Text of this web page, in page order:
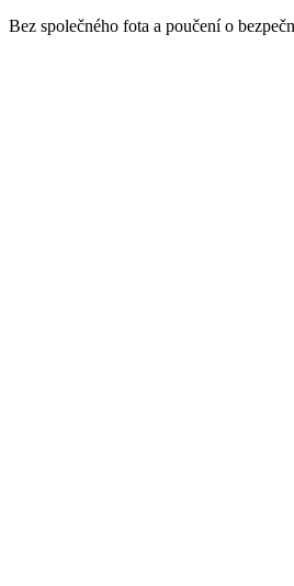
Bez společného fota a poučení o